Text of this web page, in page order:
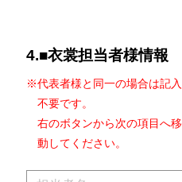
4.■衣裳担当者様情報
※代表者様と同一の場合は記入
不要です。
右のボタンから次の項目へ移
動してください。